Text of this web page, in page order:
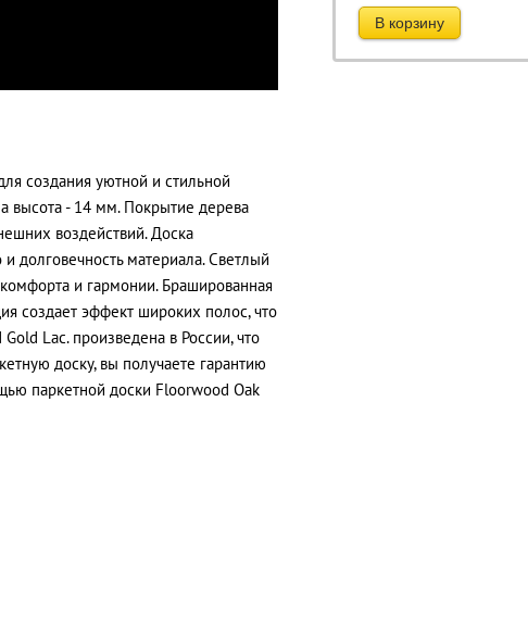
создания уютной и стильной
высота - 14 мм. Покрытие дерева
воздействий. Доска
долговечность материала. Светлый
и гармонии. Брашированная
создает эффект широких полос, что
Lac. произведена в России, что
доску, вы получаете гарантию
паркетной доски Floorwood Oak
В корзину